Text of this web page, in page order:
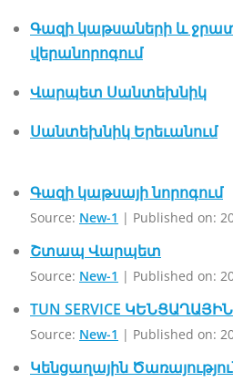
Գազի կաթսաների և
վերանորոգում
Վարպետ Սանտեխնիկ
Սանտեխնիկ Երեւանում
Գազի կաթսայի նորոգում
Source: New-1 Published on:
Շտապ Վարպետ
Source: New-1 Published on:
TUN SERVICE
Source: New-1 Published on:
Կենցաղային